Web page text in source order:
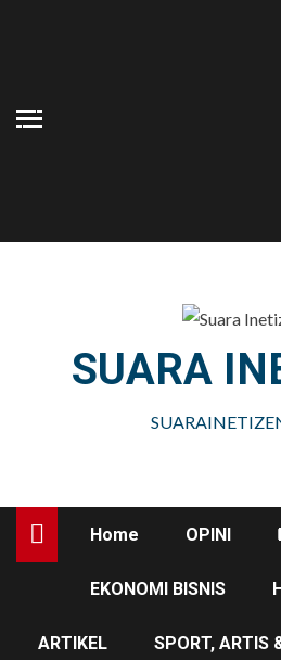
SUARA
Home OPINI
EKONOMI BISNIS
ARTIKEL SPORT, ARTIS